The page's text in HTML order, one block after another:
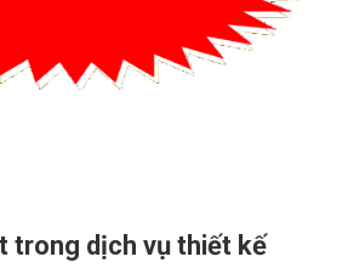
trong dịch vụ thiết kế